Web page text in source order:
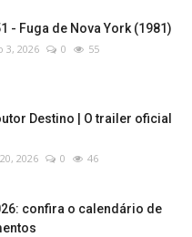
- Fuga de Nova York (1981)
3, 2026 0 55
Destino | O trailer oficial
2026 0 46
confira o calendário de